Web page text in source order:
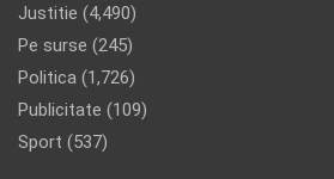
Justitie (4,490)
Pe surse (245)
Politica (1,726)
Publicitate (109)
Sport (537)